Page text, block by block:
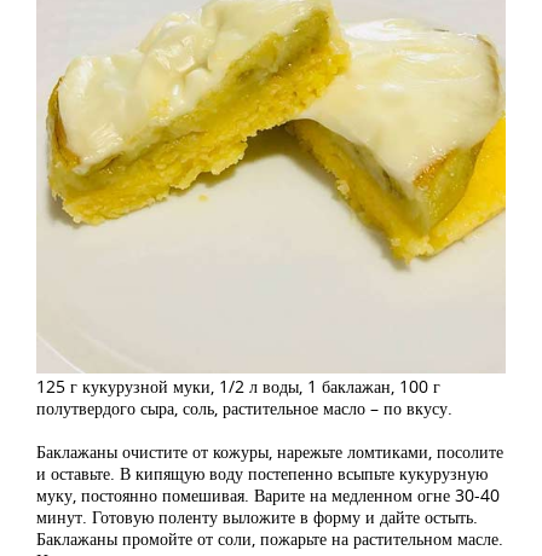
125 г кукурузной муки, 1/2 л воды, 1 баклажан, 100 г
полутвердого сыра, соль, растительное масло – по вкусу.
Баклажаны очистите от кожуры, нарежьте ломтиками, посолите
и оставьте. В кипящую воду постепенно всыпьте кукурузную
муку, постоянно помешивая. Варите на медленном огне 30-40
минут. Готовую поленту выложите в форму и дайте остыть.
Баклажаны промойте от соли, пожарьте на растительном масле.